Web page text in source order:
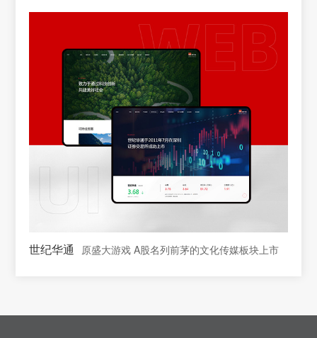
世纪华通 原盛大游戏 A股名列前茅的文化传媒板块上市